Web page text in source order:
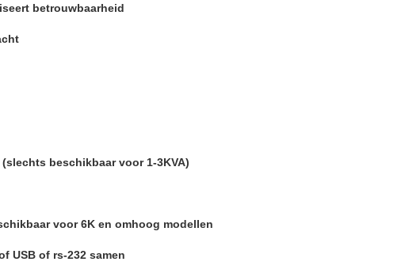
betrouwbaarheid
(slechts beschikbaar voor1-3KVA)
voor 6K en omhoog modellen
USB of rs-232 samen